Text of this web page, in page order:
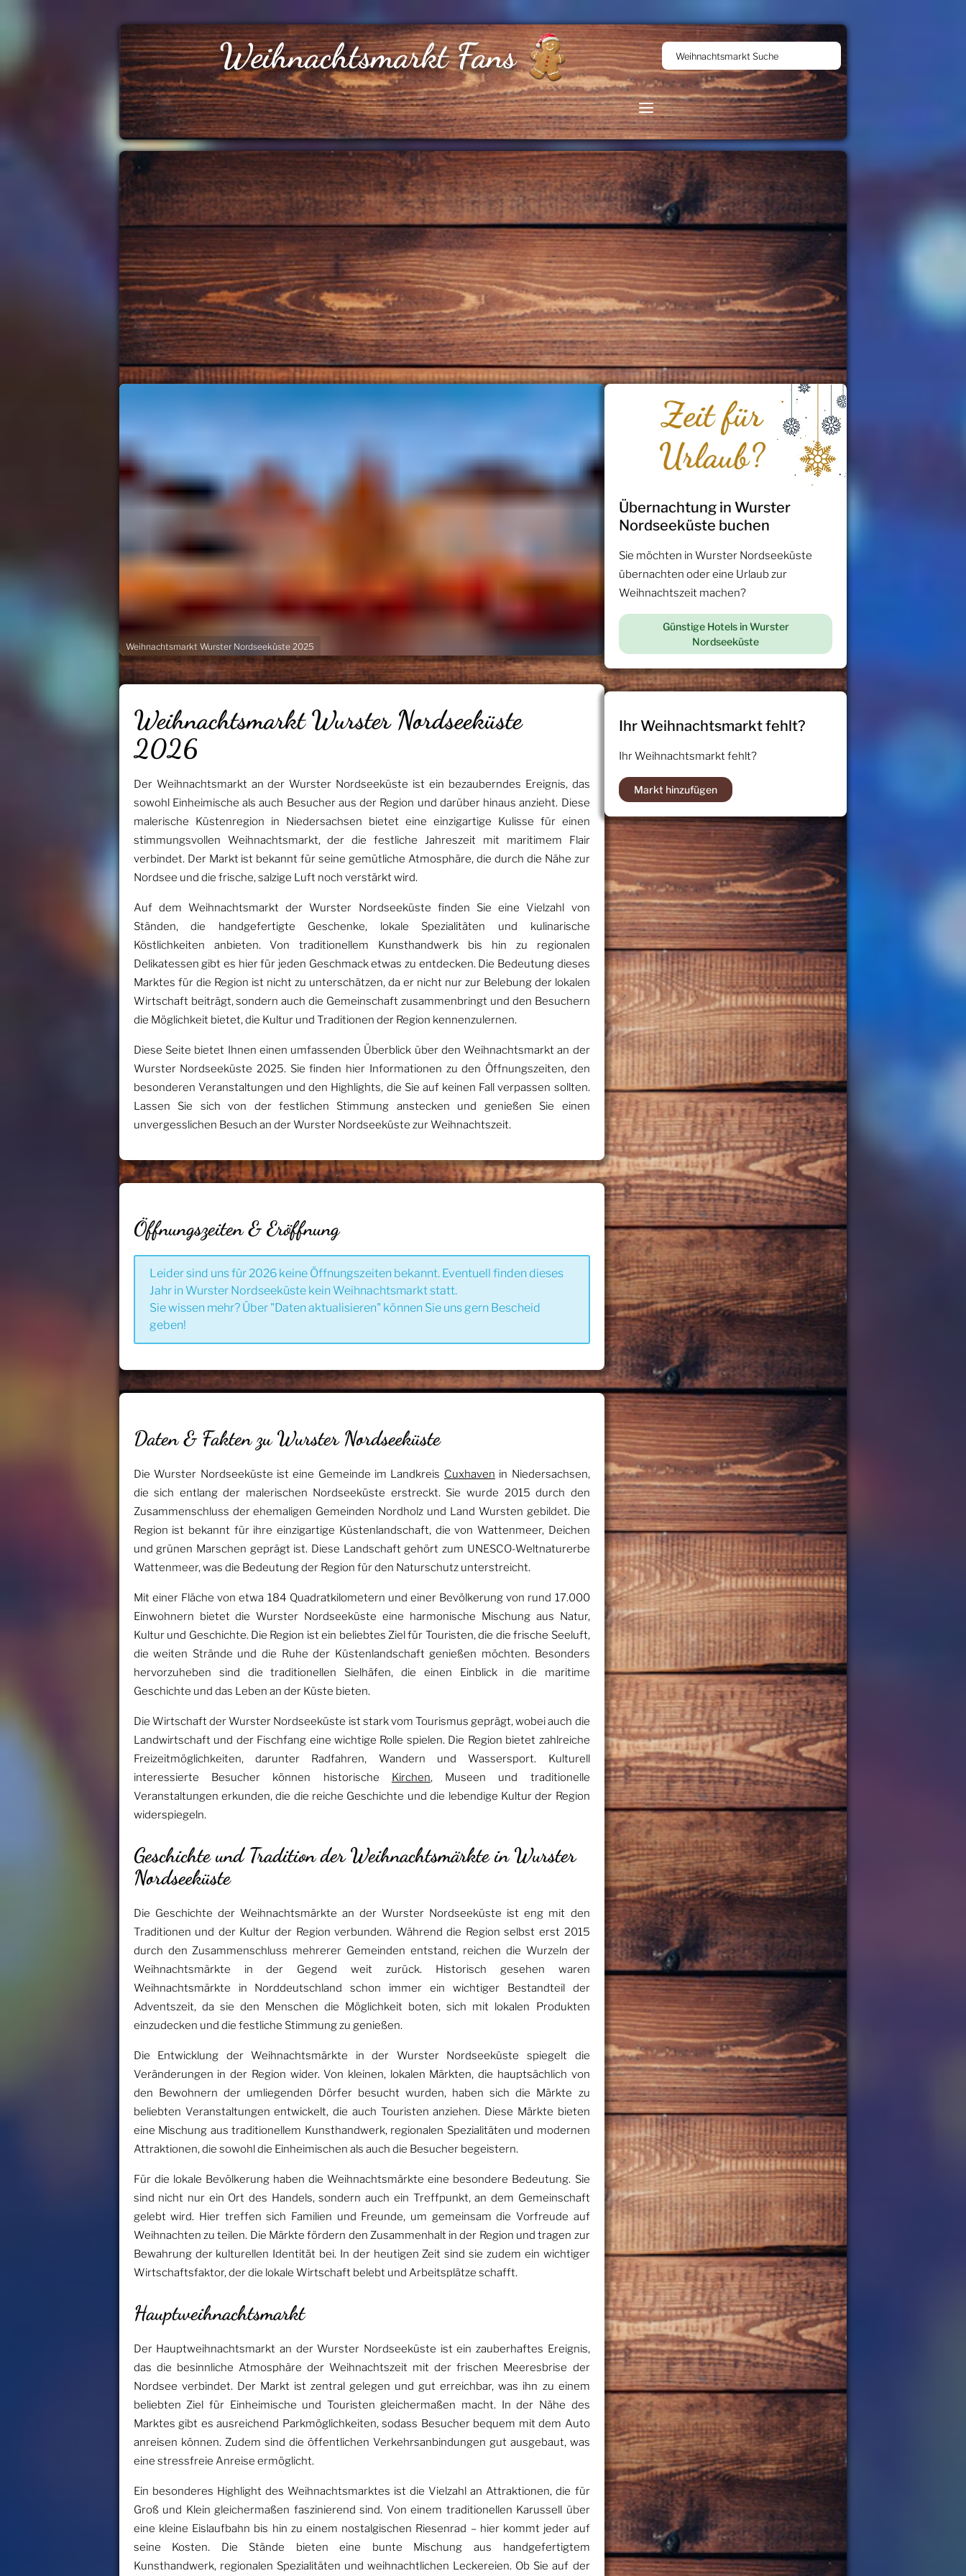
Weihnachtsmarkt Fans Weihnachtsmarkt Suche
Weihnachtsmarkt Wurster Nordseeküste 2025
Weihnachtsmarkt Wurster Nordseeküste
2026
Der Weihnachtsmarkt an der Wurster Nordseeküste ist ein bezauberndes Ereignis, das
sowohl Einheimische als auch Besucher aus der Region und darüber hinaus anzieht. Diese
malerische Küstenregion in Niedersachsen bietet eine einzigartige Kulisse für einen
stimmungsvollen Weihnachtsmarkt, der die festliche Jahreszeit mit maritimem Flair
verbindet. Der Markt ist bekannt für seine gemütliche Atmosphäre, die durch die Nähe zur
Nordsee und die frische, salzige Luft noch verstärkt wird.
Auf dem Weihnachtsmarkt der Wurster Nordseeküste finden Sie eine Vielzahl von
Ständen, die handgefertigte Geschenke, lokale Spezialitäten und kulinarische
Köstlichkeiten anbieten. Von traditionellem Kunsthandwerk bis hin zu regionalen
Delikatessen gibt es hier für jeden Geschmack etwas zu entdecken. Die Bedeutung dieses
Marktes für die Region ist nicht zu unterschätzen, da er nicht nur zur Belebung der lokalen
Wirtschaft beiträgt, sondern auch die Gemeinschaft zusammenbringt und den Besuchern
die Möglichkeit bietet, die Kultur und Traditionen der Region kennenzulernen.
Diese Seite bietet Ihnen einen umfassenden Überblick über den Weihnachtsmarkt an der
Wurster Nordseeküste 2025. Sie finden hier Informationen zu den Öffnungszeiten, den
besonderen Veranstaltungen und den Highlights, die Sie auf keinen Fall verpassen sollten.
Lassen Sie sich von der festlichen Stimmung anstecken und genießen Sie einen
unvergesslichen Besuch an der Wurster Nordseeküste zur Weihnachtszeit.
Öffnungszeiten & Eröffnung
Leider sind uns für 2026 keine Öffnungszeiten bekannt. Eventuell finden dieses
Jahr in Wurster Nordseeküste kein Weihnachtsmarkt statt.
Sie wissen mehr? Über "Daten aktualisieren" können Sie uns gern Bescheid
geben!
Daten & Fakten zu Wurster Nordseeküste
Die Wurster Nordseeküste ist eine Gemeinde im Landkreis Cuxhaven in Niedersachsen,
die sich entlang der malerischen Nordseeküste erstreckt. Sie wurde 2015 durch den
Zusammenschluss der ehemaligen Gemeinden Nordholz und Land Wursten gebildet. Die
Region ist bekannt für ihre einzigartige Küstenlandschaft, die von Wattenmeer, Deichen
und grünen Marschen geprägt ist. Diese Landschaft gehört zum UNESCO-Weltnaturerbe
Wattenmeer, was die Bedeutung der Region für den Naturschutz unterstreicht.
Mit einer Fläche von etwa 184 Quadratkilometern und einer Bevölkerung von rund 17.000
Einwohnern bietet die Wurster Nordseeküste eine harmonische Mischung aus Natur,
Kultur und Geschichte. Die Region ist ein beliebtes Ziel für Touristen, die die frische Seeluft,
die weiten Strände und die Ruhe der Küstenlandschaft genießen möchten. Besonders
hervorzuheben sind die traditionellen Sielhäfen, die einen Einblick in die maritime
Geschichte und das Leben an der Küste bieten.
Die Wirtschaft der Wurster Nordseeküste ist stark vom Tourismus geprägt, wobei auch die
Landwirtschaft und der Fischfang eine wichtige Rolle spielen. Die Region bietet zahlreiche
Freizeitmöglichkeiten, darunter Radfahren, Wandern und Wassersport. Kulturell
interessierte Besucher können historische
Kirchen, Museen und traditionelle
Veranstaltungen erkunden, die die reiche Geschichte und die lebendige Kultur der Region
widerspiegeln.
Geschichte und Tradition der Weihnachtsmärkte in Wurster
Nordseeküste
Die Geschichte der Weihnachtsmärkte an der Wurster Nordseeküste ist eng mit den
Traditionen und der Kultur der Region verbunden. Während die Region selbst erst 2015
durch den Zusammenschluss mehrerer Gemeinden entstand, reichen die Wurzeln der
Weihnachtsmärkte in der Gegend weit zurück. Historisch gesehen waren
Weihnachtsmärkte in Norddeutschland schon immer ein wichtiger Bestandteil der
Adventszeit, da sie den Menschen die Möglichkeit boten, sich mit lokalen Produkten
einzudecken und die festliche Stimmung zu genießen.
Die Entwicklung der Weihnachtsmärkte in der Wurster Nordseeküste spiegelt die
Veränderungen in der Region wider. Von kleinen, lokalen Märkten, die hauptsächlich von
den Bewohnern der umliegenden Dörfer besucht wurden, haben sich die Märkte zu
beliebten Veranstaltungen entwickelt, die auch Touristen anziehen. Diese Märkte bieten
eine Mischung aus traditionellem Kunsthandwerk, regionalen Spezialitäten und modernen
Attraktionen, die sowohl die Einheimischen als auch die Besucher begeistern.
Für die lokale Bevölkerung haben die Weihnachtsmärkte eine besondere Bedeutung. Sie
sind nicht nur ein Ort des Handels, sondern auch ein Treffpunkt, an dem Gemeinschaft
gelebt wird. Hier treffen sich Familien und Freunde, um gemeinsam die Vorfreude auf
Weihnachten zu teilen. Die Märkte fördern den Zusammenhalt in der Region und tragen zur
Bewahrung der kulturellen Identität bei. In der heutigen Zeit sind sie zudem ein wichtiger
Wirtschaftsfaktor, der die lokale Wirtschaft belebt und Arbeitsplätze schafft.
Hauptweihnachtsmarkt
Der Hauptweihnachtsmarkt an der Wurster Nordseeküste ist ein zauberhaftes Ereignis,
das die besinnliche Atmosphäre der Weihnachtszeit mit der frischen Meeresbrise der
Nordsee verbindet. Der Markt ist zentral gelegen und gut erreichbar, was ihn zu einem
beliebten Ziel für Einheimische und Touristen gleichermaßen macht. In der Nähe des
Marktes gibt es ausreichend Parkmöglichkeiten, sodass Besucher bequem mit dem Auto
anreisen können. Zudem sind die öffentlichen Verkehrsanbindungen gut ausgebaut, was
eine stressfreie Anreise ermöglicht.
Ein besonderes Highlight des Weihnachtsmarktes ist die Vielzahl an Attraktionen, die für
Groß und Klein gleichermaßen faszinierend sind. Von einem traditionellen Karussell über
eine kleine Eislaufbahn bis hin zu einem nostalgischen Riesenrad – hier kommt jeder auf
seine Kosten. Die Stände bieten eine bunte Mischung aus handgefertigtem
Kunsthandwerk, regionalen Spezialitäten und weihnachtlichen Leckereien. Ob Sie auf der
Übernachtung in Wurster
Nordseeküste buchen
Sie möchten in Wurster Nordseeküste
übernachten oder eine Urlaub zur
Weihnachtszeit machen?
Günstige Hotels in Wurster
Nordseeküste
Ihr Weihnachtsmarkt fehlt?
Ihr Weihnachtsmarkt fehlt?
Markt hinzufügen